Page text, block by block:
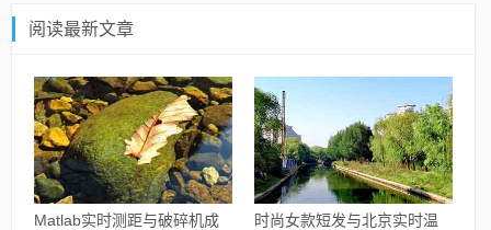
阅读最新文章
Matlab实时测距与破碎机成
时尚女款短发与北京实时温